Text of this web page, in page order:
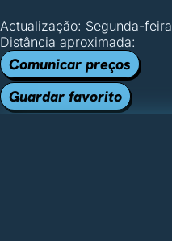
Actualização: Segunda-feira
Distância aproximada:
Comunicar preços
Guardar favorito